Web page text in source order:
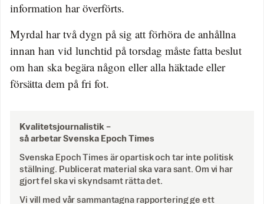
information har överförts.
Myrdal har två dygn på sig att förhöra de anhållna
innan han vid lunchtid på torsdag måste fatta beslut
om han ska begära någon eller alla häktade eller
försätta dem på fri fot.
Kvalitetsjournalistik –
så arbetar Svenska Epoch Times
Svenska Epoch Times är opartisk och tar inte politisk
ställning. Publicerat material ska vara sant. Om vi har
gjort fel ska vi skyndsamt rätta det.
Vi vill med vår sammantagna rapportering ge ett